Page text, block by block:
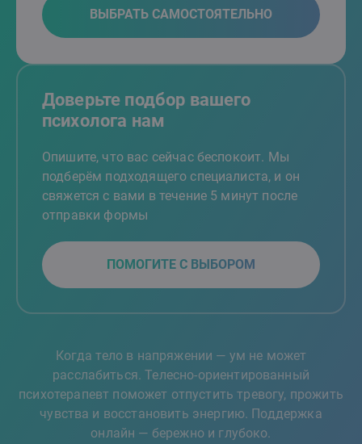
ВЫБРАТЬ САМОСТОЯТЕЛЬНО
Доверьте подбор вашего
психолога нам
Опишите, что вас сейчас беспокоит. Мы
подберём подходящего специалиста, и он
свяжется с вами в течение 5 минут после
отправки формы
ПОМОГИТЕ С ВЫБОРОМ
Когда тело в напряжении — ум не может
расслабиться. Телесно-ориентированный
психотерапевт поможет отпустить тревогу, прожить
чувства и восстановить энергию. Поддержка
онлайн — бережно и глубоко.